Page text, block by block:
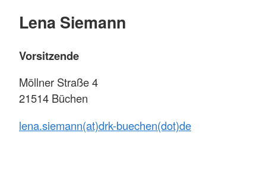
Lena Siemann
Vorsitzende
Möllner Straße 4
21514 Büchen
lena.siemann(at)drk-buechen(dot)de